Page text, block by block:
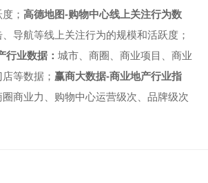
； 高德地图-购物中心线上关注行为数
导航等线上关注行为的规模和活跃度；
行业数据： 城市、商圈、商业项目、商业
等数据； 赢商大数据-商业地产行业指
商业力、购物中心运营级次、品牌级次